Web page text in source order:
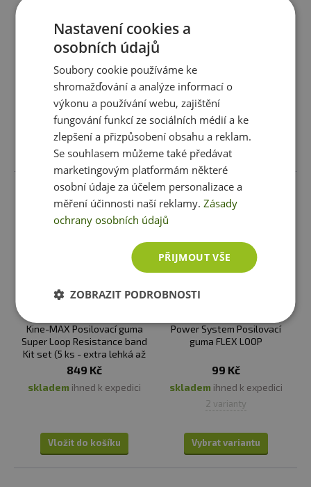
Power System Posilovací
guma CROSS BAND
219 Kč
sklademihned k expedici
5 variant
Vybrat variantu
Power System posilovací
sklademihned k expedici
2 varianty
Kine-MAX Posilovací guma
Super Loop Resistance band
Kit set (5 ks - extra lehká až
extra těžká)
849 Kč
skladem ihned k expedici
Vložit do košíku
Power System Posilovací
guma FLEX LOOP
99 Kč
skladem ihned k expedici
2 varianty
Vybrat variantu
Nastavení cookies a
osobních údajů
Soubory cookie používáme ke
shromažďování a analýze informací o
výkonu a používání webu, zajištění
fungování funkcí ze sociálních médií a ke
zlepšení a přizpůsobení obsahu a reklam.
Se souhlasem můžeme také předávat
marketingovým platformám některé
osobní údaje za účelem personalizace a
měření účinnosti naší reklamy.Zásady
ochrany osobních údajů
PŘIJMOUT VŠE
ZOBRAZIT PODROBNOSTI